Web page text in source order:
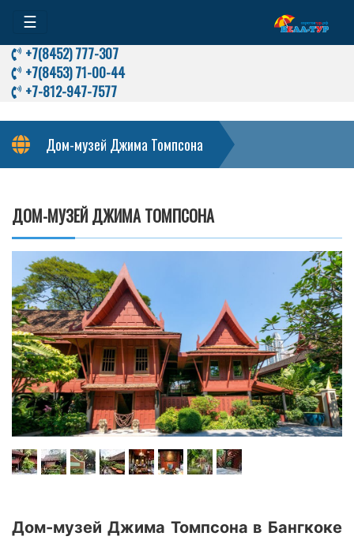
☰
+7(8452) 777-307
+7(8453) 71-00-44
+7-812-947-7577
Дом-музей Джима Томпсона
ДОМ-МУЗЕЙ ДЖИМА ТОМПСОНА
Дом-музей Джима Томпсона в Бангкоке